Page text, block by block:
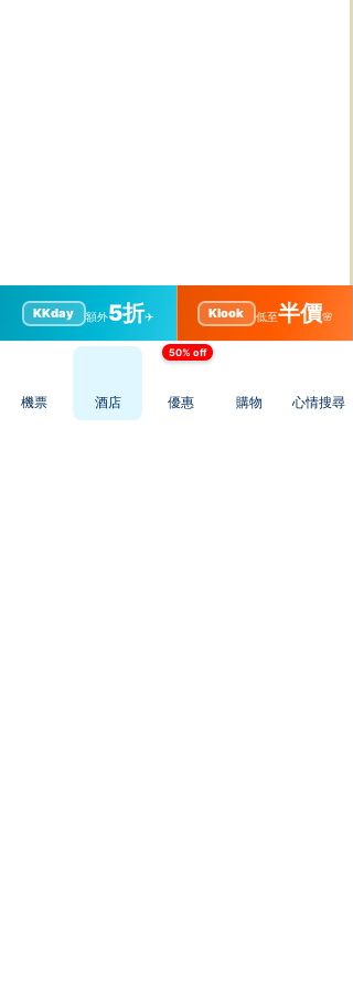
良+預算:HK$1-$300+體驗:美食體驗
本京都/神戶/奈良
KKday 額外5折✈️ Klook 低至半價🌸
機票 酒店
50% off
優惠 購物 心情搜尋